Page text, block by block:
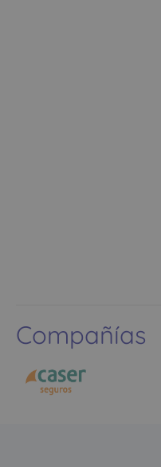
Compañías